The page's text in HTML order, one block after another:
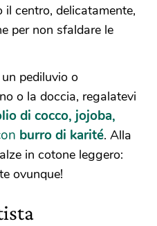
il centro, delicatamente,
per non sfaldare le
pediluvio o
o la doccia, regalatevi
di cocco, jojoba,
burro di karité. Alla
in cotone leggero:
ovunque!